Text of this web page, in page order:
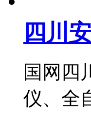
四川
国网四
仪、全